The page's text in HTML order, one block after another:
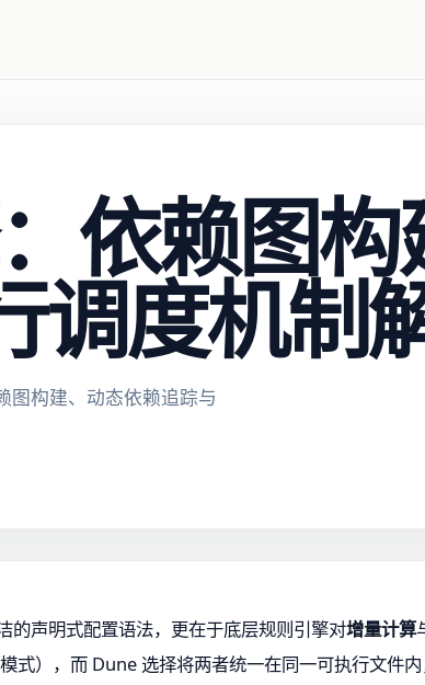
依赖图构
调度机制
图构建、动态依赖追踪与
的声明式配置语法，更在于底层规则引擎对增量计算
），而 Dune 选择将两者统一在同一可执行文件